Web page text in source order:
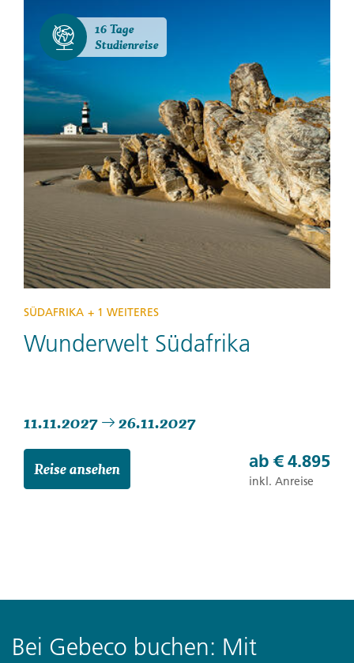
16 Tage
Studienreise
SÜDAFRIKA + 1 WEITERES
Wunderwelt Südafrika
11.11.2027 26.11.2027
Reise ansehen ab € 4.895
inkl. Anreise
Bei Gebeco buchen: Mit